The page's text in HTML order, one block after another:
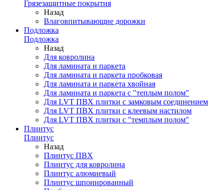
Грязезащитные покрытия
Назад
Влаговпитывающие дорожки
Подложка
Подложка
Назад
Для ковролина
Для ламината и паркета
Для ламината и паркета пробковая
Для ламината и паркета хвойная
Для ламината и паркета с "теплым полом"
Для LVT ПВХ плитки с замковым соединением
Для LVT ПВХ плитки с клеевым настилом
Для LVT ПВХ плитки с "темплым полом"
Плинтус
Плинтус
Назад
Плинтус ПВХ
Плинтус для ковролина
Плинтус алюмиевый
Плинтус шпонированный